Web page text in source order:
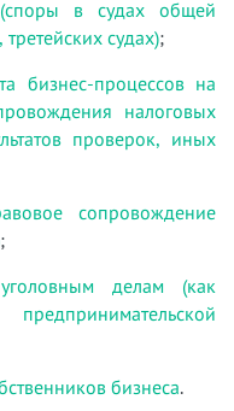
в судах общей
судах);
бизнес-процессов на
налоговых
проверок, иных
сопровождение
;
делам (как
бизнеса.